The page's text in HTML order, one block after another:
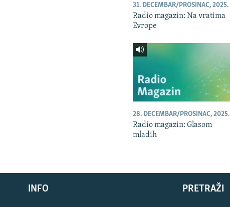
31. DECEMBAR/PROSINAC, 2025.
Radio magazin: Na vratima
Evrope
28. DECEMBAR/PROSINAC, 2025.
Radio magazin: Glasom
mladih
INFO PRETRAŽI